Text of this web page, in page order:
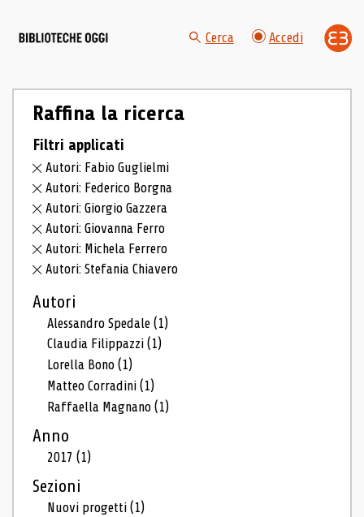
Cerca Accedi
Raffina la ricerca
Filtri applicati
Autori: Fabio Guglielmi
Autori: Federico Borgna
Autori: Giorgio Gazzera
Autori: Giovanna Ferro
Autori: Michela Ferrero
Autori: Stefania Chiavero
Autori
Alessandro Spedale(1)
Claudia Filippazzi(1)
Lorella Bono(1)
Matteo Corradini(1)
Raffaella Magnano(1)
Anno
2017(1)
Sezioni
Nuovi progetti(1)